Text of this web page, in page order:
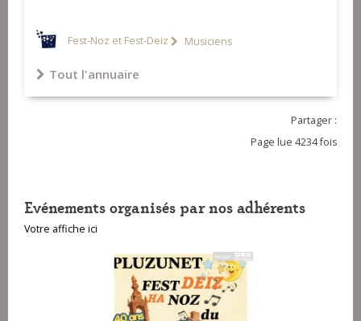
Fest-Noz et Fest-Deiz Musiciens
Tout l'annuaire
Partager :
Page lue 4234 fois
Evénements organisés par nos adhérents
Votre affiche ici